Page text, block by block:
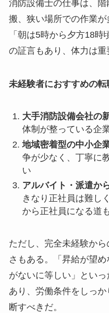
消防設備士の仕事は、
搬、狭い場所での作業
「朝は5時から夕方18
の証言もあり、体力は重
未経験者におすすめの転
大手消防設備会社の
体制が整っている企
地域密着型の中小企
争が少なく、丁寧に
い
アルバイト・派遣か
きなり正社員は難し
から正社員になる道
ただし、完全未経験か
さもある。「昇給が望
がないに等しい」とい
あり、労働条件をしっ
断すべきだ。